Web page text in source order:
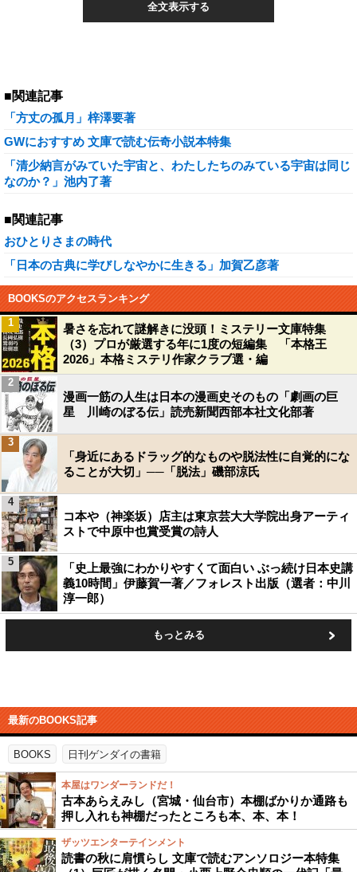
全文表示する
■関連記事
「方丈の孤月」梓澤要著
GWにおすすめ 文庫で読む伝奇小説本特集
「清少納言がみていた宇宙と、わたしたちのみている宇宙は同じ
なのか？」池内了著
■関連記事
おひとりさまの時代
「日本の古典に学びしなやかに生きる」加賀乙彦著
BOOKSのアクセスランキング
暑さを忘れて謎解きに没頭！ミステリー文庫特集
（3）プロが厳選する年に1度の短編集 「本格王
2026」本格ミステリ作家クラブ選・編
1
漫画一筋の人生は日本の漫画史そのもの「劇画の巨
星 川崎のぼる伝」読売新聞西部本社文化部著
2
「身近にあるドラッグ的なものや脱法性に自覚的にな
ることが大切」──「脱法」磯部涼氏
3
コ本や（神楽坂）店主は東京芸大大学院出身アーティ
ストで中原中也賞受賞の詩人
4
「史上最強にわかりやすくて面白い ぶっ続け日本史講
義10時間」伊藤賀一著／フォレスト出版（選者：中川
淳一郎）
5
もっとみる
最新のBOOKS記事
BOOKS 日刊ゲンダイの書籍
本屋はワンダーランドだ！
古本あらえみし（宮城・仙台市）本棚ばかりか通路も
押し入れも神棚だったところも本、本、本！
ザッツエンターテインメント
読書の秋に肩慣らし 文庫で読むアンソロジー本特集